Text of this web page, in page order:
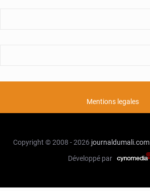
Mentions legales
Copyright © 2008 - 2026 journaldumali.com
Développé par